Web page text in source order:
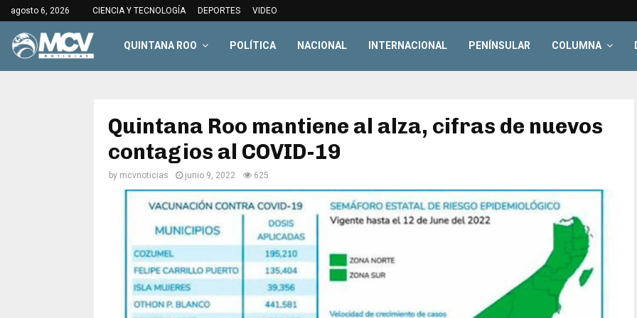
agosto 6, 2026 CIENCIA Y TECNOLOGÍA DEPORTES VIDEO
QUINTANA ROO POLÍTICA NACIONAL INTERNACIONAL PENÍNSULAR COLUMNA
Quintana Roo mantiene al alza, cifras de nuevos
contagios al COVID-19
by mcvnoticias junio 9, 2022 625